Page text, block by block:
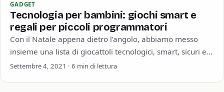
GADGET
Tecnologia per bambini: giochi smart e
regali per piccoli programmatori
Con il Natale appena dietro l’angolo, abbiamo messo
insieme una lista di giocattoli tecnologici, smart, sicuri e
soprattutto intelligenti per i bambini…
Settembre 4, 2021 · 6 min di lettura